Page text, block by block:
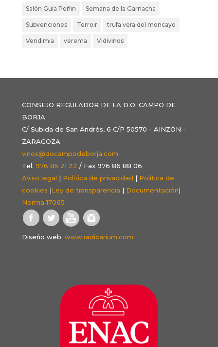
Salón Guía Peñin Semana de la Garnacha
Subvenciones Terroir trufa vera del moncayo
Vendimia verema Vidivinos
CONSEJO REGULADOR DE LA D.O. CAMPO DE
BORJA
C/ Subida de San Andrés, 6 C/P 50570 - AINZÓN -
ZARAGOZA
vinos@docampodeborja.com
Tel. 976 85 21 22 / Fax 976 86 88 06
Aviso legal | Política de privacidad | Política de
cookies |Ley de transparencia | Documentación|
Norma 17065
Diseño web: www.radicarium.com